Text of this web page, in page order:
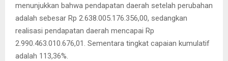
menunjukkan bahwa pendapatan daerah setelah perubahan
adalah sebesar Rp 2.638.005.176.356,00, sedangkan
realisasi pendapatan daerah mencapai Rp
2.990.463.010.676,01. Sementara tingkat capaian kumulatif
adalah 113,36%.